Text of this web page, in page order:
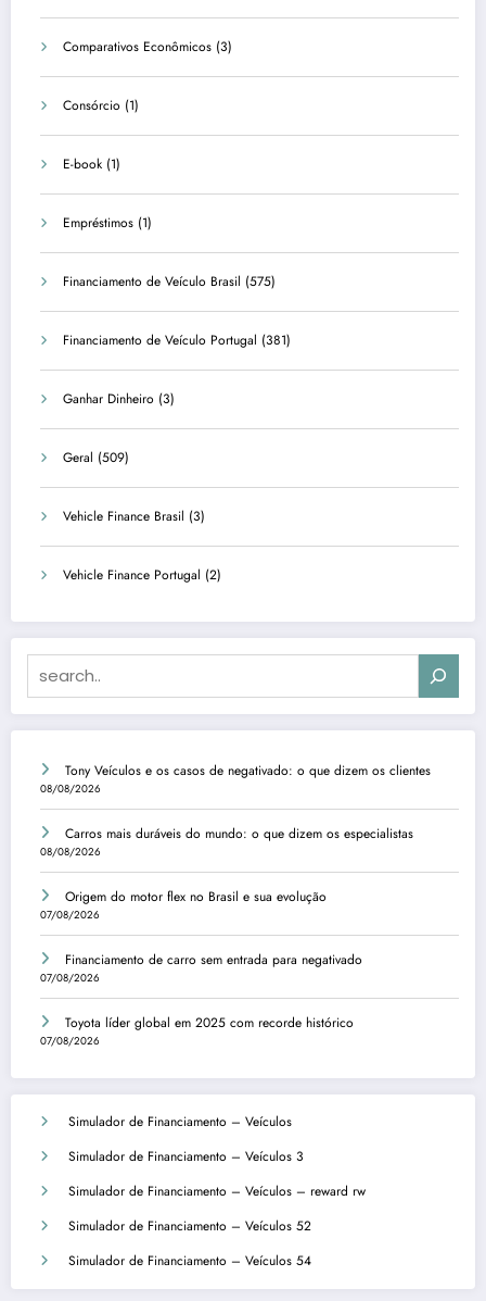
Comparativos Econômicos (3)
Consórcio (1)
E-book (1)
Empréstimos (1)
Financiamento de Veículo Brasil (575)
Financiamento de Veículo Portugal (381)
Ganhar Dinheiro (3)
Geral (509)
Vehicle Finance Brasil (3)
Vehicle Finance Portugal (2)
Tony Veículos e os casos de negativado: o que dizem os clientes
08/08/2026
Carros mais duráveis do mundo: o que dizem os especialistas
08/08/2026
Origem do motor flex no Brasil e sua evolução
07/08/2026
Financiamento de carro sem entrada para negativado
07/08/2026
Toyota líder global em 2025 com recorde histórico
07/08/2026
Simulador de Financiamento – Veículos
Simulador de Financiamento – Veículos 3
Simulador de Financiamento – Veículos – reward rw
Simulador de Financiamento – Veículos 52
Simulador de Financiamento – Veículos 54